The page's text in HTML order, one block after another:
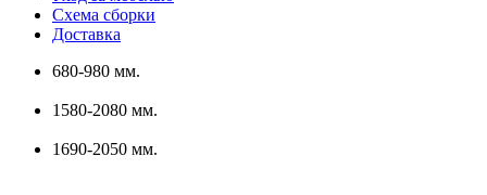
Схема сборки
Доставка
680-980 мм.
1580-2080 мм.
1690-2050 мм.